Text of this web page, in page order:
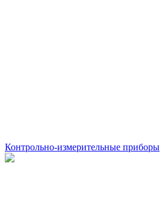
Контрольно-измерительные приборы